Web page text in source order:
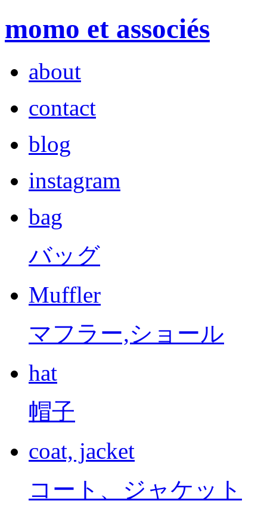
momo et associés
about
contact
blog
instagram
bag
バッグ
Muffler
マフラー,ショール
hat
帽子
coat, jacket
コート、ジャケット